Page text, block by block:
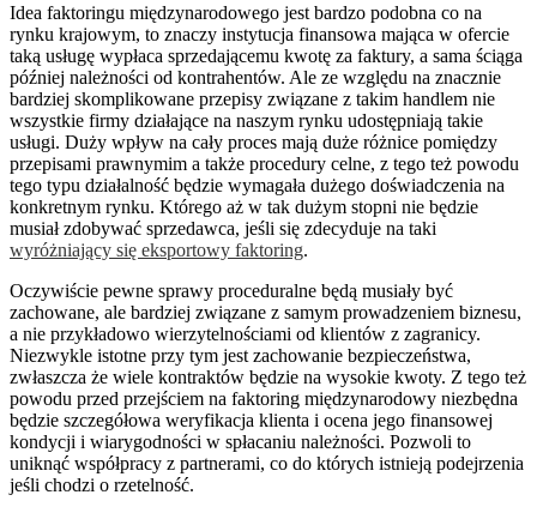
Idea faktoringu międzynarodowego jest bardzo podobna co na
rynku krajowym, to znaczy instytucja finansowa mająca w ofercie
taką usługę wypłaca sprzedającemu kwotę za faktury, a sama ściąga
później należności od kontrahentów. Ale ze względu na znacznie
bardziej skomplikowane przepisy związane z takim handlem nie
wszystkie firmy działające na naszym rynku udostępniają takie
usługi. Duży wpływ na cały proces mają duże różnice pomiędzy
przepisami prawnymim a także procedury celne, z tego też powodu
tego typu działalność będzie wymagała dużego doświadczenia na
konkretnym rynku. Którego aż w tak dużym stopni nie będzie
musiał zdobywać sprzedawca, jeśli się zdecyduje na taki
wyróżniający się eksportowy faktoring.
Oczywiście pewne sprawy proceduralne będą musiały być
zachowane, ale bardziej związane z samym prowadzeniem biznesu,
a nie przykładowo wierzytelnościami od klientów z zagranicy.
Niezwykle istotne przy tym jest zachowanie bezpieczeństwa,
zwłaszcza że wiele kontraktów będzie na wysokie kwoty. Z tego też
powodu przed przejściem na faktoring międzynarodowy niezbędna
będzie szczegółowa weryfikacja klienta i ocena jego finansowej
kondycji i wiarygodności w spłacaniu należności. Pozwoli to
uniknąć współpracy z partnerami, co do których istnieją podejrzenia
jeśli chodzi o rzetelność.